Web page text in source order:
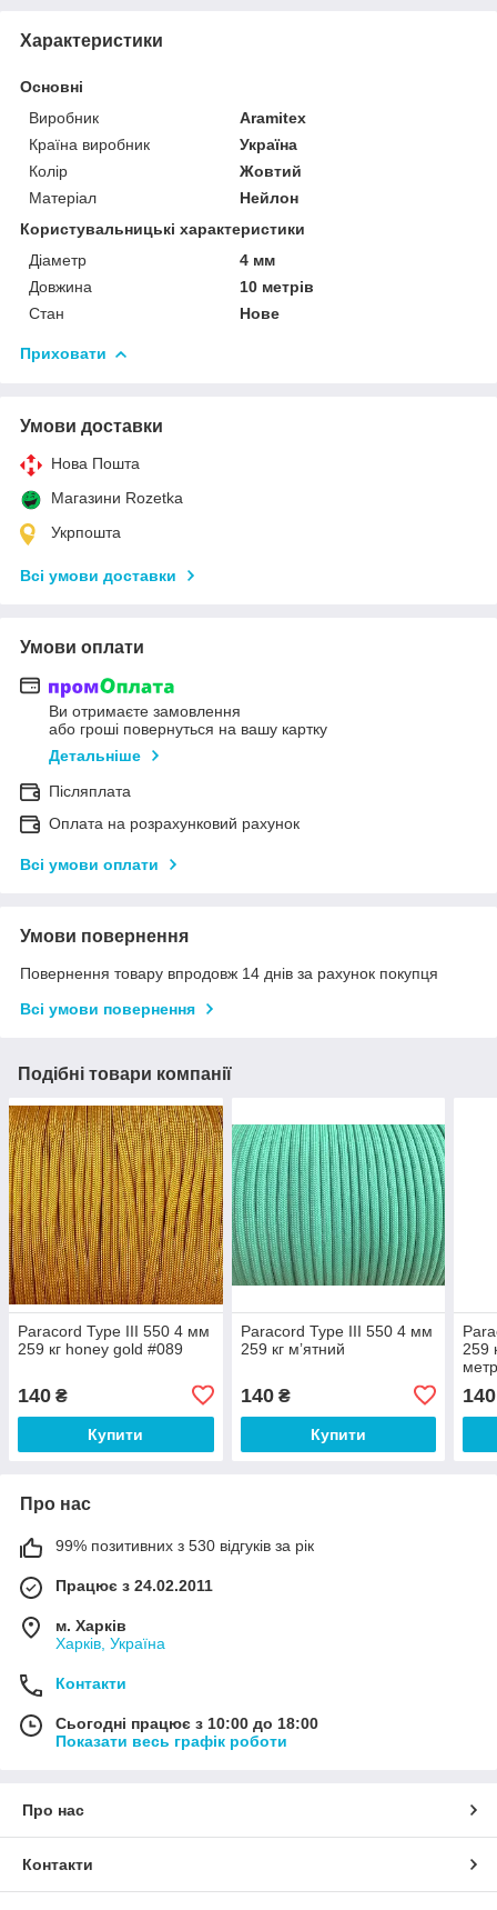
Характеристики
Основні
Виробник
Aramitex
Країна виробник
Україна
Колір
Жовтий
Матеріал
Нейлон
Користувальницькі характеристики
Діаметр
4 мм
Довжина
10 метрів
Стан
Нове
Приховати
Умови доставки
Нова Пошта
Магазини Rozetka
Укрпошта
Всі умови доставки
Умови оплати
Ви отримаєте замовлення
або гроші повернуться на вашу картку
Детальніше
Післяплата
Оплата на розрахунковий рахунок
Всі умови оплати
Умови повернення
Повернення товару впродовж 14 днів за рахунок покупця
Всі умови повернення
Подібні товари компанії
Paracord Type III 550 4 мм
259 кг honey gold #089
140 ₴
Купити
Paracord Type III 550 4 мм
259 кг мʼятний
140₴
Купити
259
140
Про нас
99% позитивних з 530 відгуків за рік
Працює з 24.02.2011
м. Харків
Харків, Україна
Контакти
Сьогодні працює з 10:00 до 18:00
Показати весь графік роботи
Про нас
Контакти